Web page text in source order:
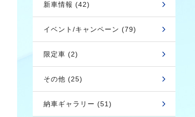
新車情報 (42)
イベント/キャンペーン (79)
限定車 (2)
その他 (25)
納車ギャラリー (51)